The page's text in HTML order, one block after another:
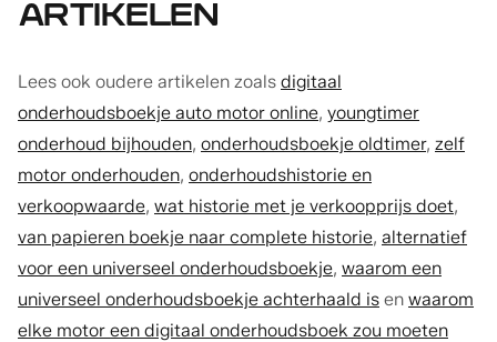
ARTIKELEN
Lees ook oudere artikelen zoals digitaal
onderhoudsboekje auto motor online, youngtimer
onderhoud bijhouden, onderhoudsboekje oldtimer, zelf
motor onderhouden, onderhoudshistorie en
verkoopwaarde, wat historie met je verkoopprijs doet,
van papieren boekje naar complete historie, alternatief
voor een universeel onderhoudsboekje, waarom een
universeel onderhoudsboekje achterhaald is en waarom
elke motor een digitaal onderhoudsboek zou moeten